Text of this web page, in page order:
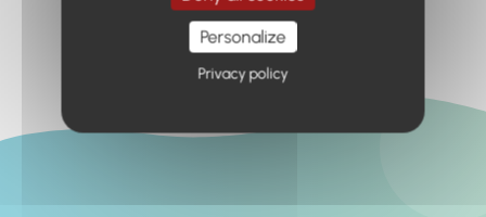
Personalize
Privacy policy